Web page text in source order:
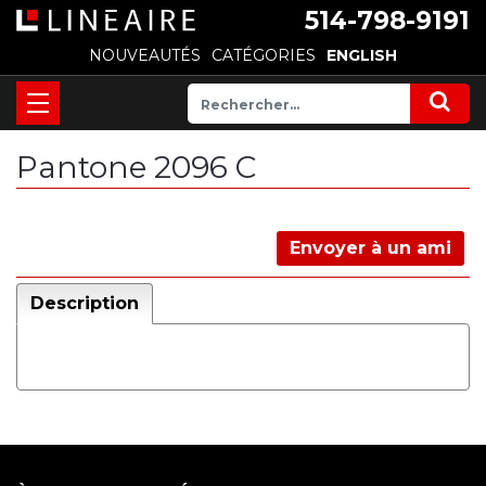
514-798-9191
NOUVEAUTÉS CATÉGORIES ENGLISH
Pantone 2096 C
Envoyer à un ami
Description